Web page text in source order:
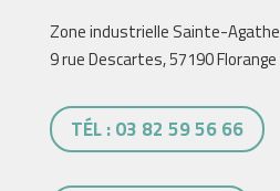
Zone industrielle Sainte-Agathe
9 rue Descartes, 57190 Florange
TÉL : 03 82 59 56 66